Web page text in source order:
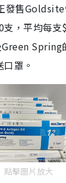
發售
，平均每支
Spring
罩。
點擊圖片放大